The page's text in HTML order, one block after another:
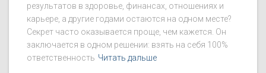
результатов в здоровье, финансах, отношениях и
карьере, а другие годами остаются на одном месте?
Секрет часто оказывается проще, чем кажется. Он
заключается в одном решении: взять на себя 100%
ответственность Читать дальше